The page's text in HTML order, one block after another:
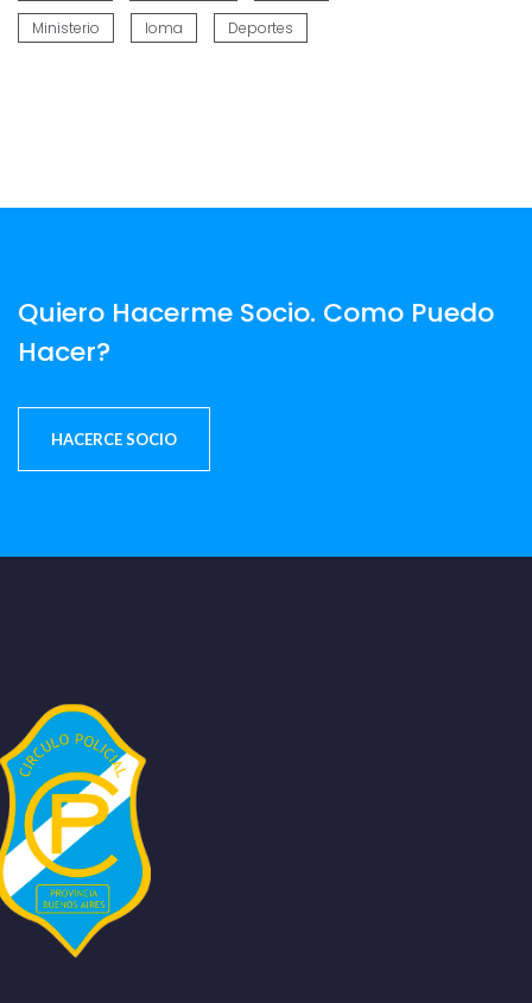
Ministerio Ioma Deportes
Quiero Hacerme Socio. Como Puedo
Hacer?
HACERCE SOCIO